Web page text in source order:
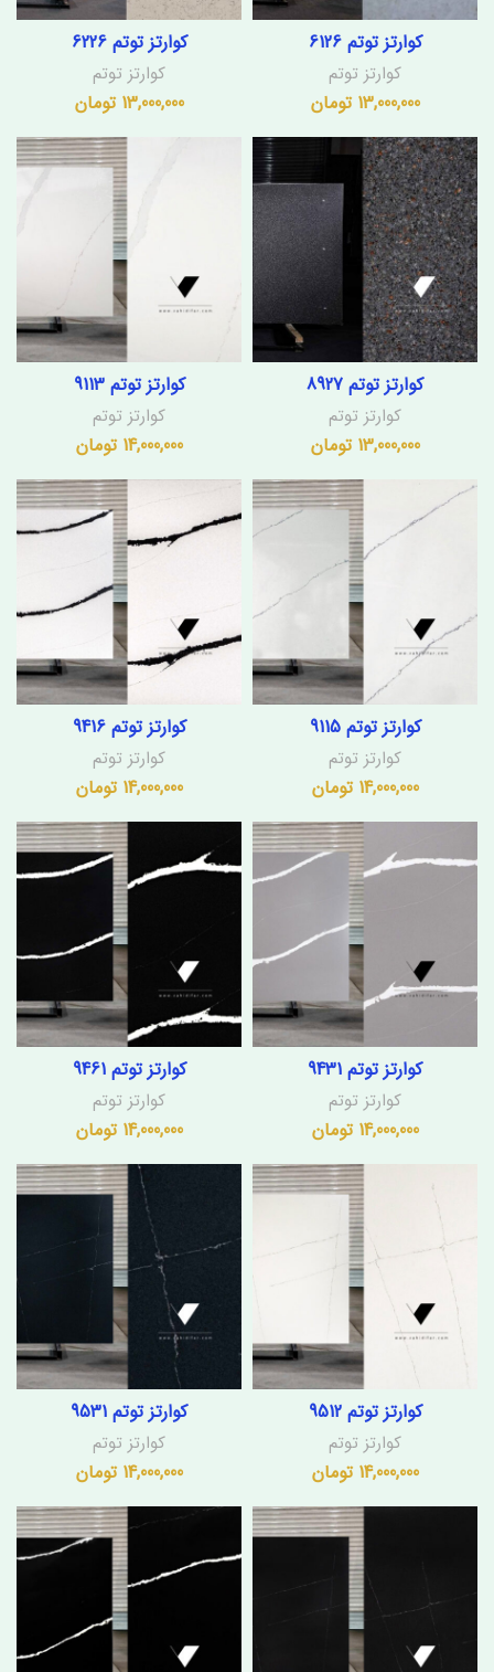
کوارتز توتم 6126
کوارتز توتم
13,000,000 تومان
کوارتز توتم 6226
کوارتز توتم
13,000,000 تومان
کوارتز توتم 8927
کوارتز توتم
13,000,000 تومان
کوارتز توتم 9113
کوارتز توتم
14,000,000 تومان
کوارتز توتم 9115
کوارتز توتم
14,000,000 تومان
کوارتز توتم 9416
کوارتز توتم
14,000,000 تومان
کوارتز توتم 9431
کوارتز توتم
14,000,000 تومان
کوارتز توتم 9461
کوارتز توتم
14,000,000 تومان
کوارتز توتم 9512
کوارتز توتم
14,000,000 تومان
کوارتز توتم 9531
کوارتز توتم
14,000,000 تومان